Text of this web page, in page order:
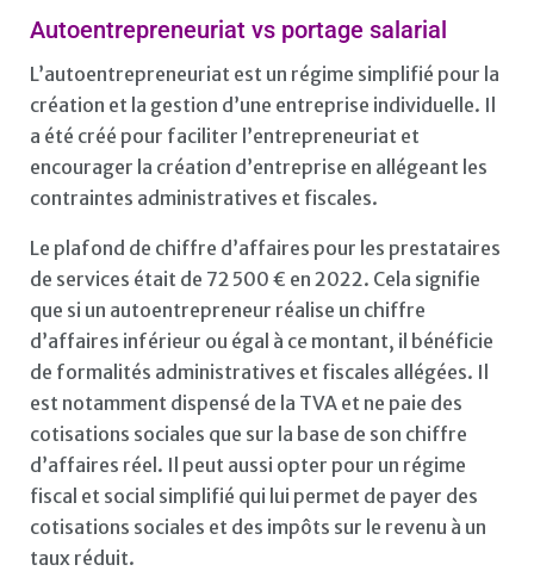
Autoentrepreneuriat vs portage salarial
L’autoentrepreneuriat est un régime simplifié pour la
création et la gestion d’une entreprise individuelle. Il
a été créé pour faciliter l’entrepreneuriat et
encourager la création d’entreprise en allégeant les
contraintes administratives et fiscales.
Le plafond de chiffre d’affaires pour les prestataires
de services était de 72 500 € en 2022. Cela signifie
que si un autoentrepreneur réalise un chiffre
d’affaires inférieur ou égal à ce montant, il bénéficie
de formalités administratives et fiscales allégées. Il
est notamment dispensé de la TVA et ne paie des
cotisations sociales que sur la base de son chiffre
d’affaires réel. Il peut aussi opter pour un régime
fiscal et social simplifié qui lui permet de payer des
cotisations sociales et des impôts sur le revenu à un
taux réduit.